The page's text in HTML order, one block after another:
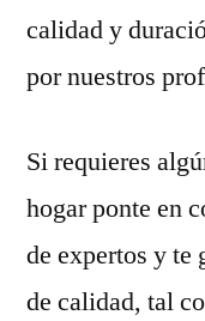
calidad y
por nuestros
Si requieres
hogar ponte en
de expertos y te
de calidad, tal